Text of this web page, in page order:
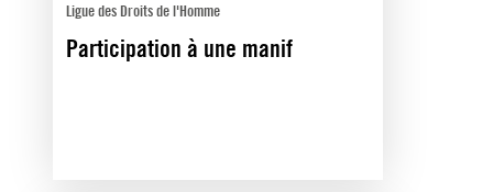
Ligue des Droits de l'Homme
Participation à une manif